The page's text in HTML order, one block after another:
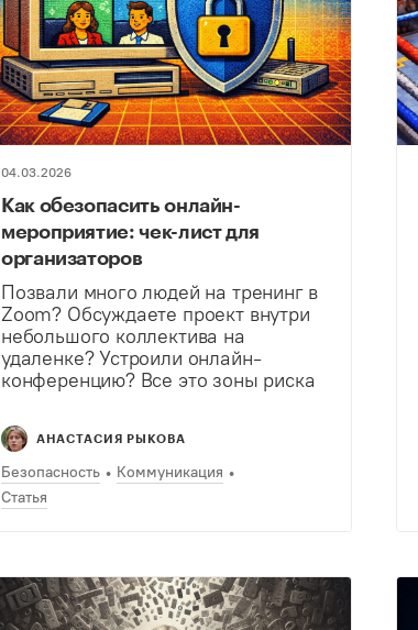
04.03.2026
Как обезопасить онлайн-
мероприятие: чек-лист для
организаторов
Позвали много людей на тренинг в
Zoom? Обсуждаете проект внутри
небольшого коллектива на
удаленке? Устроили онлайн-
конференцию? Все это зоны риска
участников. Рассказываем, как.
АНАСТАСИЯ РЫКОВА
Безопасность
Коммуникация
Статья